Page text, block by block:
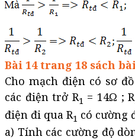
Bài 14 trang 18 sách
Cho mạch điện có sơ
các điện trở R1 = 14Ω ; R
điện đi qua R1 có cường
a) Tính các cường độ